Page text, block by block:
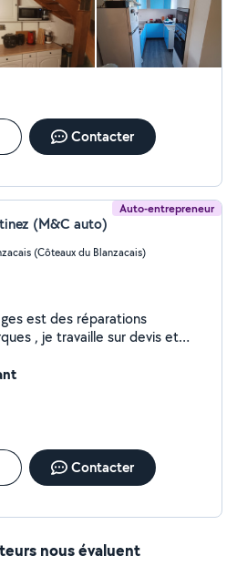
Contacter
Auto-entrepreneur
(M&C auto)
(Côteaux du Blanzacais)
est des réparations
, je travaille sur devis et
des pièces achetez par vos
Contacter
nous évaluent